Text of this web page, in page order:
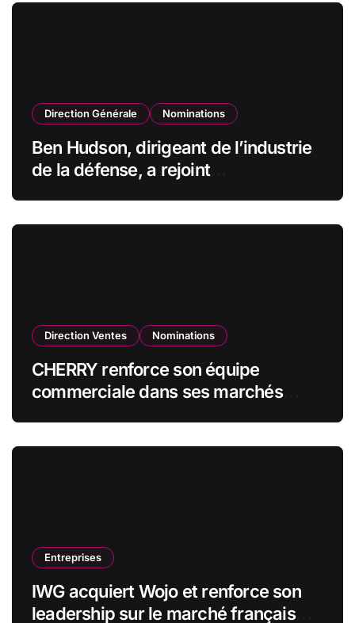
Direction Générale Nominations
Ben Hudson, dirigeant de l’industrie
de la défense, a rejoint
Direction Ventes Nominations
CHERRY renforce son équipe
commerciale dans ses marchés
Entreprises
IWG acquiert Wojo et renforce son
leadership sur le marché français